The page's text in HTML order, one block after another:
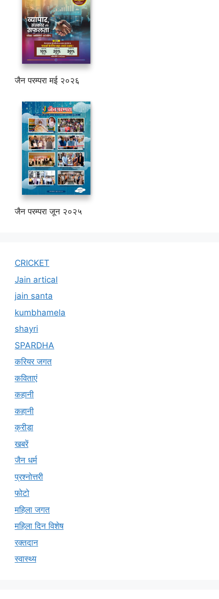
जैन परम्परा मई २०२६
जैन परम्परा जून २०२५
CRICKET
Jain artical
jain santa
kumbhamela
shayri
SPARDHA
करियर जगत
कविताएं
कहानी
कहानी
क्रीड़ा
खबरें
जैन धर्म
प्रश्नोत्तरी
फोटो
महिला जगत
महिला दिन विशेष
रक्तदान
स्वास्थ्य